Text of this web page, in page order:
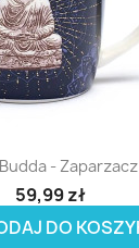
-
59,99 zł
DO